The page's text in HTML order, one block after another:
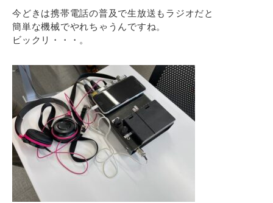
今どきは携帯電話の普及で生放送もラジオだと
簡単な機械でやれちゃうんですね。
ビックリ・・・。